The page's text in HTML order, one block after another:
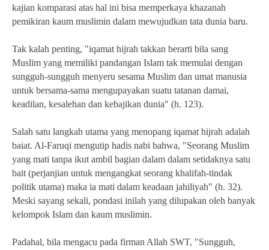
kajian komparasi atas hal ini bisa memperkaya khazanah
pemikiran kaum muslimin dalam mewujudkan tata dunia baru.
Tak kalah penting, "iqamat hijrah takkan berarti bila sang
Muslim yang memiliki pandangan Islam tak memulai dengan
sungguh-sungguh menyeru sesama Muslim dan umat manusia
untuk bersama-sama mengupayakan suatu tatanan damai,
keadilan, kesalehan dan kebajikan dunia" (h. 123).
Salah satu langkah utama yang menopang iqamat hijrah adalah
baiat. Al-Faruqi mengutip hadis nabi bahwa, "Seorang Muslim
yang mati tanpa ikut ambil bagian dalam dalam setidaknya satu
bait (perjanjian untuk mengangkat seorang khalifah-tindak
politik utama) maka ia mati dalam keadaan jahiliyah" (h. 32).
Meski sayang sekali, pondasi inilah yang dilupakan oleh banyak
kelompok Islam dan kaum muslimin.
Padahal, bila mengacu pada firman Allah SWT, "Sungguh,